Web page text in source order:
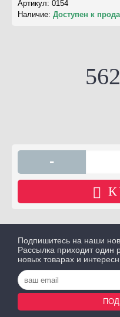
Артикул: 0154
Наличие: Доступен к
-
Подпишитесь на наши
Рассылка приходит один
новых товарах и